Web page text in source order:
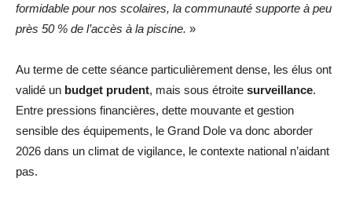
formidable pour nos scolaires, la communauté supporte à peu
près 50 % de l’accès à la piscine. »
Au terme de cette séance particulièrement dense, les élus ont
validé un budget prudent, mais sous étroite surveillance.
Entre pressions financières, dette mouvante et gestion
sensible des équipements, le Grand Dole va donc aborder
2026 dans un climat de vigilance, le contexte national n’aidant
pas.